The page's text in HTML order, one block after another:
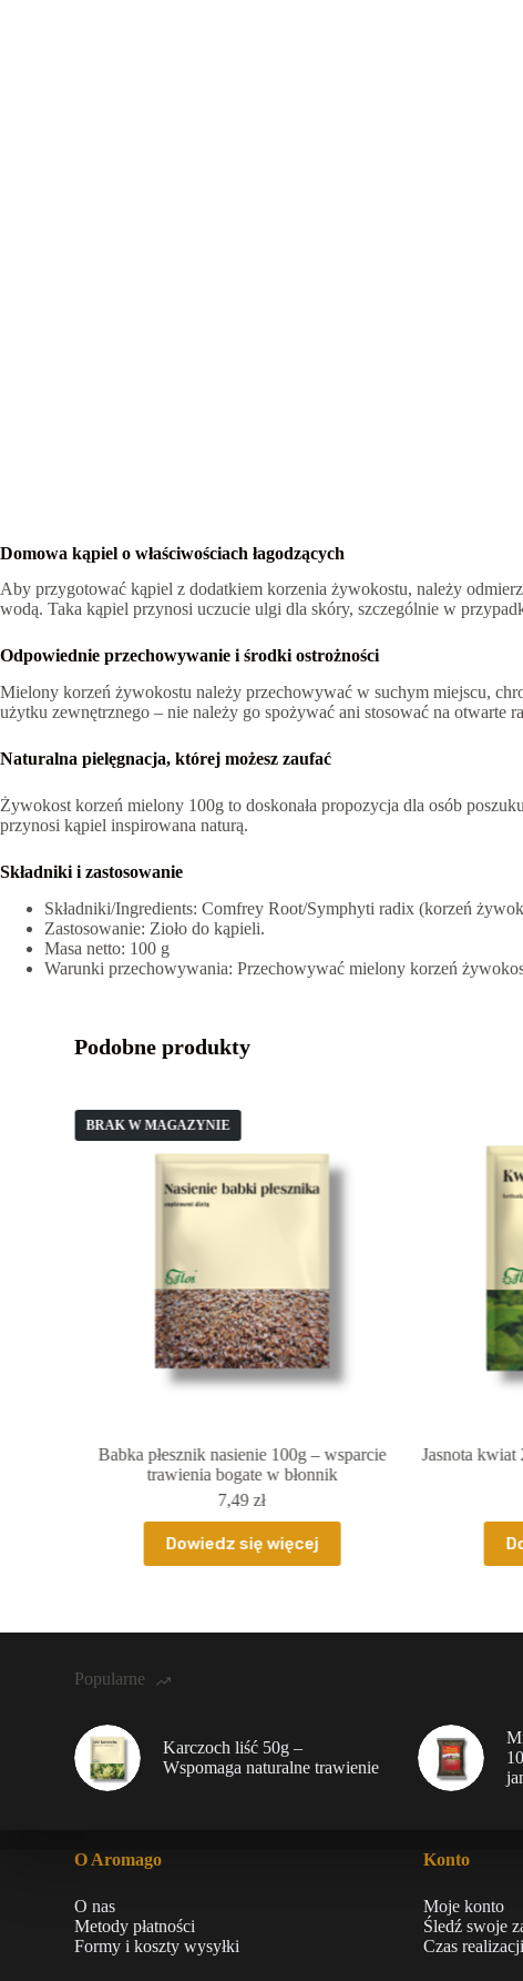
Domowa kąpiel o właściwościach łagodzących
Aby przygotować kąpiel z dodatkiem korzenia żywokostu, należy
wodą. Taka kąpiel przynosi uczucie ulgi dla skóry, szczególnie w
Odpowiednie przechowywanie i środki ostrożności
Mielony korzeń żywokostu należy przechowywać w suchym miejscu,
użytku zewnętrznego – nie należy go spożywać ani stosować na otwarte
Naturalna pielęgnacja, której możesz zaufać
Żywokost korzeń mielony 100g to doskonała propozycja dla osób
przynosi kąpiel inspirowana naturą.
Składniki i zastosowanie
Składniki/Ingredients: Comfrey Root/Symphyti radix (korzeń
Zastosowanie: Zioło do kąpieli.
Masa netto: 100 g
Warunki przechowywania: Przechowywać mielony korzeń
Podobne produkty
BRAK W MAGAZYNIE
Babka płesznik nasienie 100g – wsparcie
trawienia bogate w błonnik
7,49 zł
Dowiedz się więcej
Jasnota kwiat
Popularne
Karczoch liść 50g –
Wspomaga naturalne trawienie
O Aromago
O nas
Metody płatności
Formy i koszty wysyłki
Konto
Moje konto
Śledź swoje
Czas